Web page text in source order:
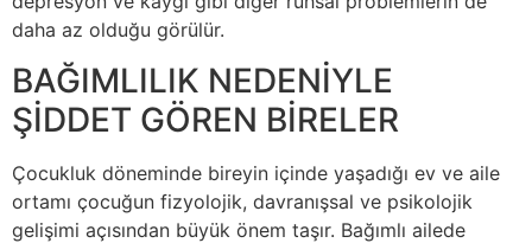
daha az olduğu görülür.
BAĞIMLILIK NEDENİYLE
ŞİDDET GÖREN BİRELER
Çocukluk döneminde bireyin içinde yaşadığı ev ve aile
ortamı çocuğun fizyolojik, davranışsal ve psikolojik
gelişimi açısından büyük önem taşır. Bağımlı ailede